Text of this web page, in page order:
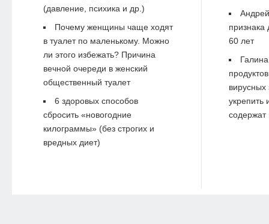
(давление, психика и др.)
Почему женщины чаще ходят
в туалет по маленькому. Можно
ли этого избежать? Причина
вечной очереди в женский
общественный туалет
6 здоровых способов
сбросить «новогодние
килограммы» (без строгих и
вредных диет)
Андрей
60 лет
Галина
вирусных
укрепить
содержат